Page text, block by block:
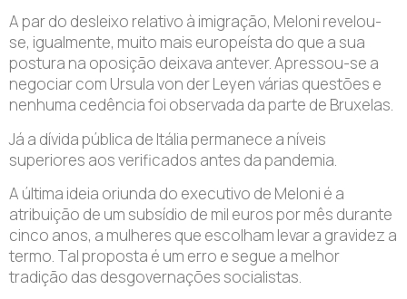
A par do desleixo relativo à imigração, Meloni revelou-
se, igualmente, muito mais europeísta do que a sua
postura na oposição deixava antever. Apressou-se a
negociar com Ursula von der Leyen várias questões e
nenhuma cedência foi observada da parte de Bruxelas.
Já a dívida pública de Itália permanece a níveis
superiores aos verificados antes da pandemia.
A última ideia oriunda do executivo de Meloni é a
atribuição de um subsídio de mil euros por mês durante
cinco anos, a mulheres que escolham levar a gravidez a
termo. Tal proposta é um erro e segue a melhor
tradição das desgovernações socialistas.